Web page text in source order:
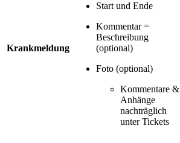
Krankmeldung
Start und Ende
Kommentar =
Beschreibung
(optional)
Foto (optional)
Kommentare &
Anhänge
nachträglich
unter Tickets